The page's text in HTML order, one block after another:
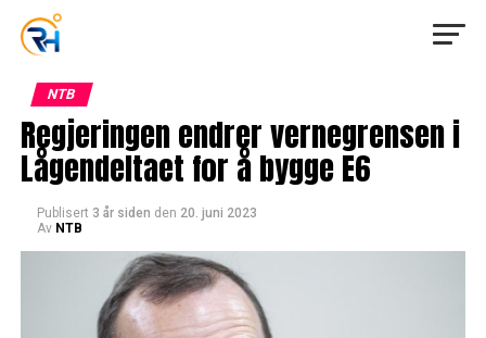
NTB
Regjeringen endrer vernegrensen i
Lågendeltaet for å bygge E6
Publisert 3 år siden den 20. juni 2023
Av NTB